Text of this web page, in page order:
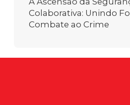
Colaborativa: Unindo
Combate ao Crime